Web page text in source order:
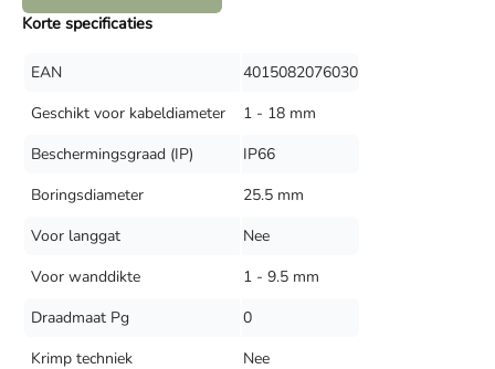
Korte specificaties
EAN
4015082076030
Geschikt voor kabeldiameter
1 - 18 mm
Beschermingsgraad (IP)
IP66
Boringsdiameter
25.5 mm
Voor langgat
Nee
Voor wanddikte
1 - 9.5 mm
Draadmaat Pg
0
Krimp techniek
Nee